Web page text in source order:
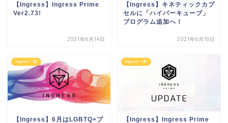
【Ingress】Ingress Prime
Ver2.73!
2021年6月14日
【Ingress】キネティックカプ
セルに「ハイパーキューブ」
ブログラム追加へ！
2021年6月10日
Ingress 一般
【Ingress】6月はLGBTQ+プ
Ingress 一般
【Ingress】Ingress Prime